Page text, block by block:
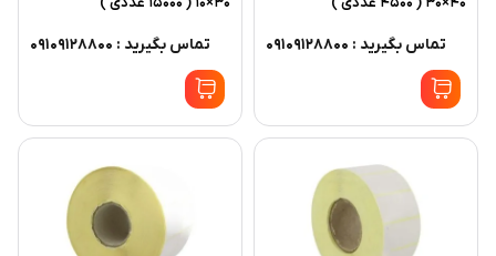
تماس بگیرید : 09109128800 تماس بگیرید : 09109128800